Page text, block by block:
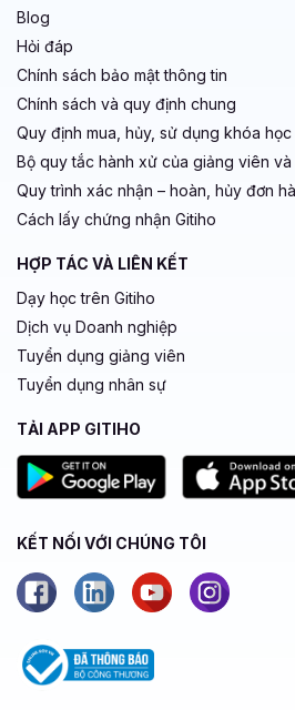
Blog
Hỏi đáp
Chính sách bảo mật thông tin
Chính sách và quy định chung
Quy định mua, hủy, sử dụng khóa học
Bộ quy tắc hành xử của giảng viên
Quy trình xác nhận – hoàn, hủy đơn
Cách lấy chứng nhận Gitiho
HỢP TÁC VÀ LIÊN KẾT
Dạy học trên Gitiho
Dịch vụ Doanh nghiệp
Tuyển dụng giảng viên
Tuyển dụng nhân sự
TẢI APP GITIHO
KẾT NỐI VỚI CHÚNG TÔI